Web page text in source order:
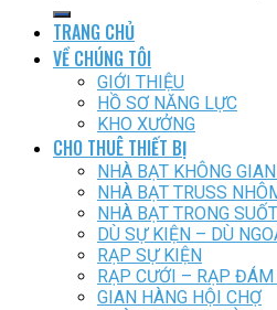
TRANG CHỦ
VỀ CHÚNG TÔI
GIỚI THIỆU
HỒ SƠ NĂNG LỰC
KHO XƯỞNG
CHO THUÊ THIẾT BỊ
NHÀ BẠT KHÔNG
NHÀ BẠT TRUSS
NHÀ BẠT TRONG SUỐT
DÙ SỰ KIỆN – DÙ
RẠP SỰ KIỆN
RẠP CƯỚI – RẠP ĐÁM
GIAN HÀNG HỘI CHỢ